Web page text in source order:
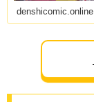
denshicomic.online